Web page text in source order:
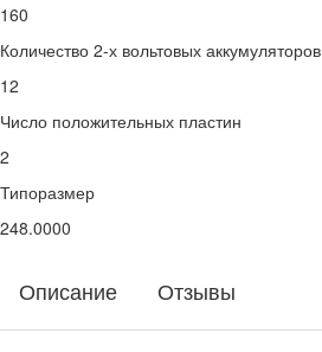
160
Количество 2-х вольтовых аккумуляторов
12
Число положительных пластин
2
Типоразмер
248.0000
Описание Отзывы